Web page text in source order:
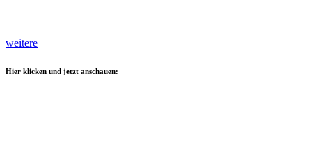
weitere
Hier klicken und jetzt anschauen: